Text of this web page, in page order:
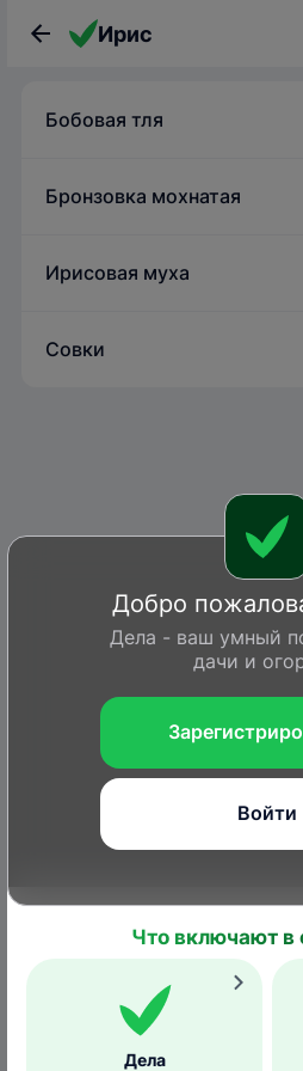
Ирис
Бобовая тля
Бронзовка мохнатая
Ирисовая муха
Совки
Войти или
Вопросы
Добро
Дела - ваш умный
дачи и
Войти
Что включают в
Дела